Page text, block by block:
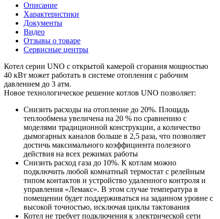
Описание
Характеристики
Документы
Видео
Отзывы о товаре
Сервисные центры
Котел серии UNO с открытой камерой сгорания мощностью
40 кВт может работать в системе отопления с рабочим
давлением до 3 атм.
Новое технологическое решение котлов UNO позволяет:
Снизить расходы на отопление до 20%. Площадь
теплообмена увеличена на 20 % по сравнению с
моделями традиционной конструкции, а количество
дымогарных каналов больше в 2,5 раза, что позволяет
достичь максимального коэффициента полезного
действия на всех режимах работы
Снизить расход газа до 10%. К котлам можно
подключить любой комнатный термостат с релейным
типом контактов и устройство удаленного контроля и
управления «Лемакс». В этом случае температура в
помещении будет поддерживаться на заданном уровне с
высокой точностью, исключая циклы тактования
Котел не требует подключения к электрической сети